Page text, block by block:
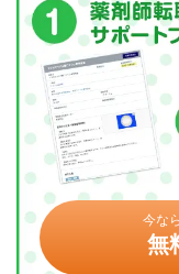
今な
無